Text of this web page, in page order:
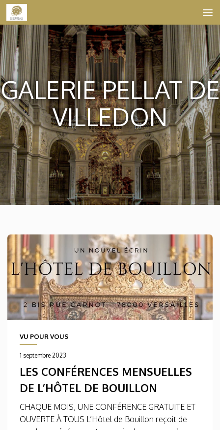
Skip to content
GALERIE PELLAT DE
VILLEDON
VU POUR VOUS
1 septembre 2023
LES CONFÉRENCES MENSUELLES
DE L’HÔTEL DE BOUILLON
CHAQUE MOIS, UNE CONFÉRENCE GRATUITE ET
OUVERTE À TOUS L’Hôtel de Bouillon reçoit de